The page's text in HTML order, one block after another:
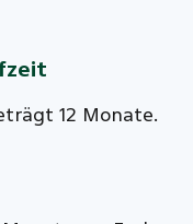
12 Monate.